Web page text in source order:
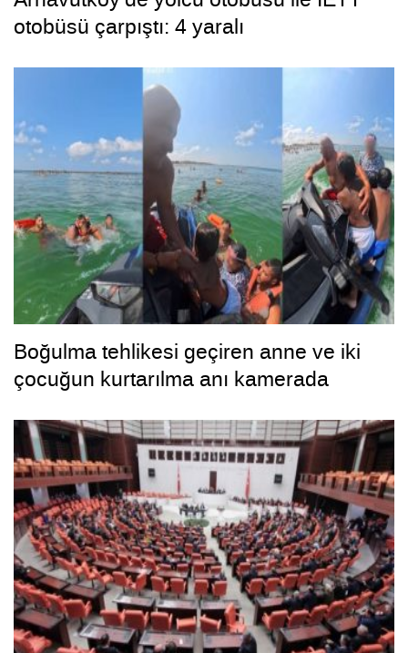
otobüsü çarpıştı: 4 yaralı
Boğulma tehlikesi geçiren anne ve iki
çocuğun kurtarılma anı kamerada